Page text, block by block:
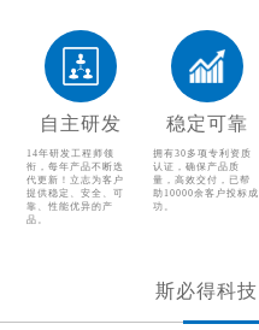
配电监控设备
气体监控设备
其他配件产品
自主研发
14年研发工程师领
衔，每年产品不断迭
代更新！立志为客户
提供稳定、安全、可
靠、性能优异的产
品。
稳定可靠
拥有30多项专利资质
认证，确保产品质
量，高效交付，已帮
助10000余客户投标成
功。
斯必得科技